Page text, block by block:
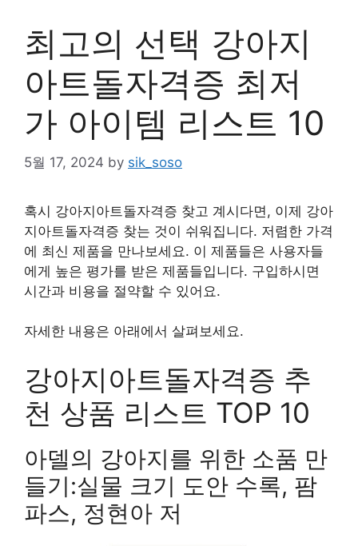
최고의 선택 강아지
아트돌자격증 최저
가 아이템 리스트 10
5월 17, 2024 by sik_soso
혹시 강아지아트돌자격증 찾고 계시다면, 이제 강아
지아트돌자격증 찾는 것이 쉬워집니다. 저렴한 가격
에 최신 제품을 만나보세요. 이 제품들은 사용자들
에게 높은 평가를 받은 제품들입니다. 구입하시면
시간과 비용을 절약할 수 있어요.
자세한 내용은 아래에서 살펴보세요.
강아지아트돌자격증 추
천 상품 리스트 TOP 10
아델의 강아지를 위한 소품 만
들기:실물 크기 도안 수록, 팜
파스, 정현아 저